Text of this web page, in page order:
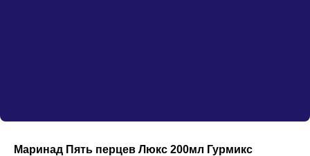
Маринад Пять перцев Люкс 200мл Гурмикс